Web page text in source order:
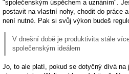
"společenským úspěchem a uznáním".
postavit na vlastní nohy, chodit do práce
není nutné. Pak si svůj výkon budeš
V dnešní době je produktivita stále
společenským ideálem
Jo, to ale platí, pokud se dotyčný dívá na